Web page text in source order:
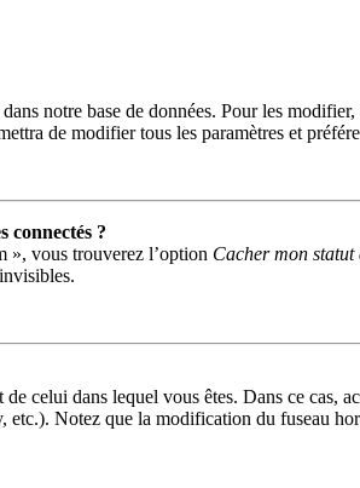
notre base de données. Pour les modifier,
de modifier tous les paramètres et
connectés ?
», vous trouverez l’option Cacher mon statut
celui dans lequel vous êtes. Dans ce cas,
Notez que la modification du fuseau